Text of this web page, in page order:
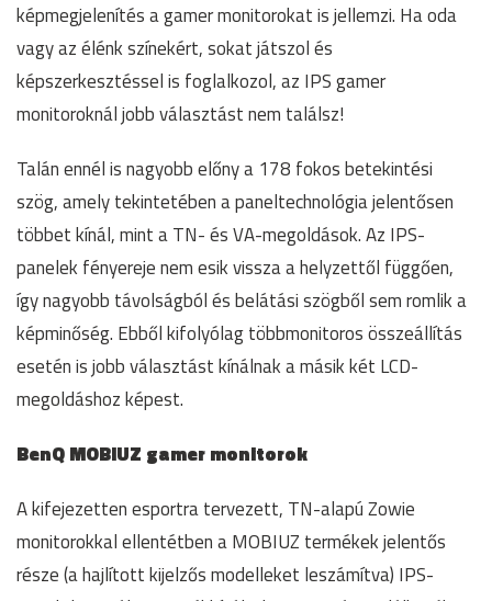
képmegjelenítés a gamer monitorokat is jellemzi. Ha oda
vagy az élénk színekért, sokat játszol és
képszerkesztéssel is foglalkozol, az IPS gamer
monitoroknál jobb választást nem találsz!
Talán ennél is nagyobb előny a 178 fokos betekintési
szög, amely tekintetében a paneltechnológia jelentősen
többet kínál, mint a TN- és VA-megoldások. Az IPS-
panelek fényereje nem esik vissza a helyzettől függően,
így nagyobb távolságból és belátási szögből sem romlik a
képminőség. Ebből kifolyólag többmonitoros összeállítás
esetén is jobb választást kínálnak a másik két LCD-
megoldáshoz képest.
BenQ MOBIUZ gamer monitorok
A kifejezetten esportra tervezett, TN-alapú Zowie
monitorokkal ellentétben a MOBIUZ termékek jelentős
része (a hajlított kijelzős modelleket leszámítva) IPS-